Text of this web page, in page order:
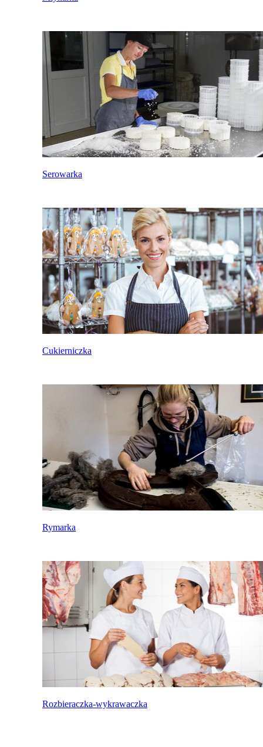
Serowarka
Cukierniczka
Rymarka
Rozbieraczka-wykrawaczka